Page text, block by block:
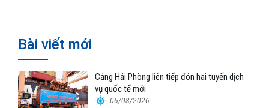
Bài viết mới
Cảng Hải Phòng liên tiếp đón hai tuyến dịch
vụ quốc tế mới
06/08/2026